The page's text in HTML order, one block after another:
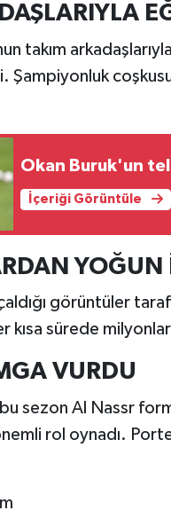
takım
Şampiyonluk
Okan Buruk'un
İçeriği Görüntüle
YOĞUN
görüntüler
kısa sürede
VURDU
sezon Al Nassr
rol oynadı.